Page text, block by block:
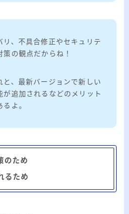
リ、不具合修正やセキュリテ
策の観点だからね！
と、最新バージョンで新しい
が追加されるなどのメリット
るよ。
のため
るため